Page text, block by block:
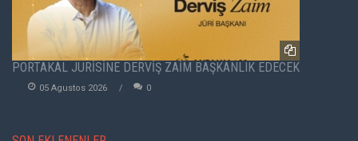
PORTAKAL JÜRİSİNE DERVİŞ ZAİM BAŞKANLIK EDECEK
05 Agustos 2026 0